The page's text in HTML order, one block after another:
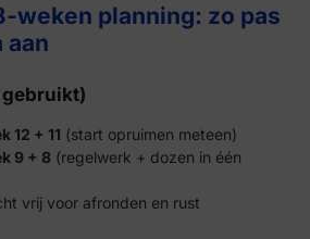
weken planning: zo pas
aan
gebruikt)
12 + 11 (start opruimen meteen)
9 + 8 (regelwerk + dozen in één
vrij voor afronden en rust